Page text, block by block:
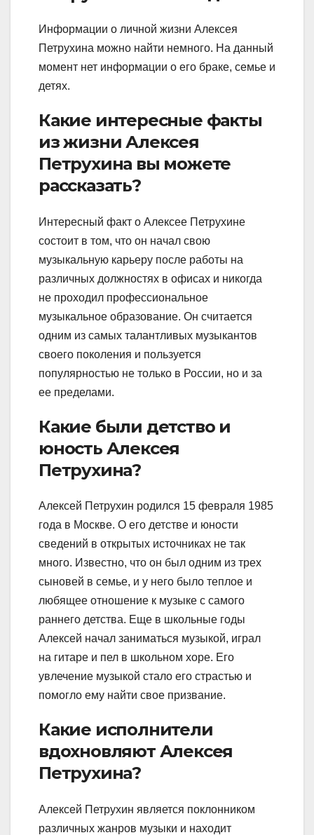
Информации о личной жизни Алексея
Петрухина можно найти немного. На данный
момент нет информации о его браке, семье и
детях.
Какие интересные факты
из жизни Алексея
Петрухина вы можете
рассказать?
Интересный факт о Алексее Петрухине
состоит в том, что он начал свою
музыкальную карьеру после работы на
различных должностях в офисах и никогда
не проходил профессиональное
музыкальное образование. Он считается
одним из самых талантливых музыкантов
своего поколения и пользуется
популярностью не только в России, но и за
ее пределами.
Какие были детство и
юность Алексея
Петрухина?
Алексей Петрухин родился 15 февраля 1985
года в Москве. О его детстве и юности
сведений в открытых источниках не так
много. Известно, что он был одним из трех
сыновей в семье, и у него было теплое и
любящее отношение к музыке с самого
раннего детства. Еще в школьные годы
Алексей начал заниматься музыкой, играл
на гитаре и пел в школьном хоре. Его
увлечение музыкой стало его страстью и
помогло ему найти свое призвание.
Какие исполнители
вдохновляют Алексея
Петрухина?
Алексей Петрухин является поклонником
различных жанров музыки и находит